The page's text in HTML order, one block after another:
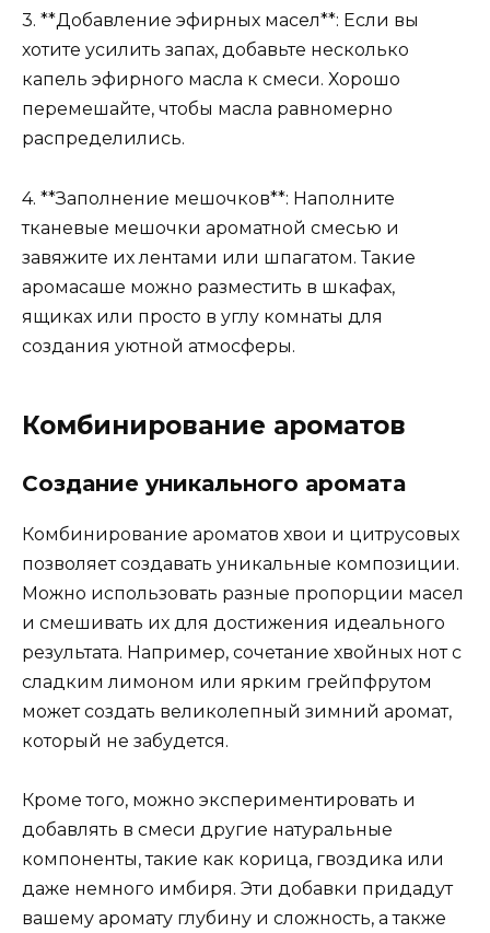
3. **Добавление эфирных масел**: Если вы
хотите усилить запах, добавьте несколько
капель эфирного масла к смеси. Хорошо
перемешайте, чтобы масла равномерно
распределились.
4. **Заполнение мешочков**: Наполните
тканевые мешочки ароматной смесью и
завяжите их лентами или шпагатом. Такие
аромасаше можно разместить в шкафах,
ящиках или просто в углу комнаты для
создания уютной атмосферы.
Комбинирование ароматов
Создание уникального аромата
Комбинирование ароматов хвои и цитрусовых
позволяет создавать уникальные композиции.
Можно использовать разные пропорции масел
и смешивать их для достижения идеального
результата. Например, сочетание хвойных нот с
сладким лимоном или ярким грейпфрутом
может создать великолепный зимний аромат,
который не забудется.
Кроме того, можно экспериментировать и
добавлять в смеси другие натуральные
компоненты, такие как корица, гвоздика или
даже немного имбиря. Эти добавки придадут
вашему аромату глубину и сложность, а также